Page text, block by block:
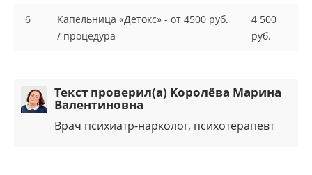
6
Капельница «Детокс» - от 4500 руб.
/ процедура
4 500
руб.
Текст проверил(а) Королёва Марина
Валентиновна
Врач психиатр-нарколог, психотерапевт